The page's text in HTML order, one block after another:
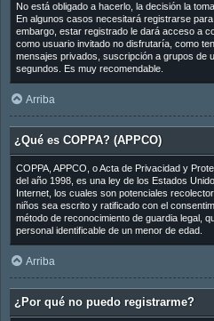
No está obligado a hacerlo, la decisión la
En algunos casos necesitará registrarse
embargo, estar registrado le dará acceso a
como usuario invitado no disfrutaría, como
mensajes privados, suscripción a grupos de
segundos. Es muy recomendable.
Arriba
¿Qué es COPPA? (APPCO)
COPPA, APPCO, o Acta de Privacidad y
del año 1998, es una ley de los Estados
Internet, los cuales son potenciales
niños sea escrito y ratificado con el
método de reconocimiento de guardia legal,
personal identificable de un menor de edad.
Arriba
¿Por qué no puedo registrarme?